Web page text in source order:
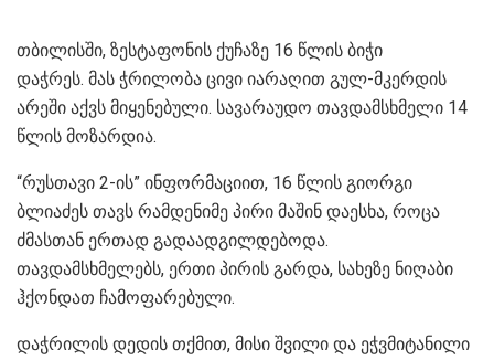
თბილისში, ზესტაფონის ქუჩაზე 16 წლის ბიჭი
დაჭრეს. მას ჭრილობა ცივი იარაღით გულ-მკერდის
არეში აქვს მიყენებული. სავარაუდო თავდამსხმელი 14
წლის მოზარდია.
“რუსთავი 2-ის” ინფორმაციით, 16 წლის გიორგი
ბლიაძეს თავს რამდენიმე პირი მაშინ დაესხა, როცა
ძმასთან ერთად გადაადგილდებოდა.
თავდამსხმელებს, ერთი პირის გარდა, სახეზე ნიღაბი
ჰქონდათ ჩამოფარებული.
დაჭრილის დედის თქმით, მისი შვილი და ეჭვმიტანილი